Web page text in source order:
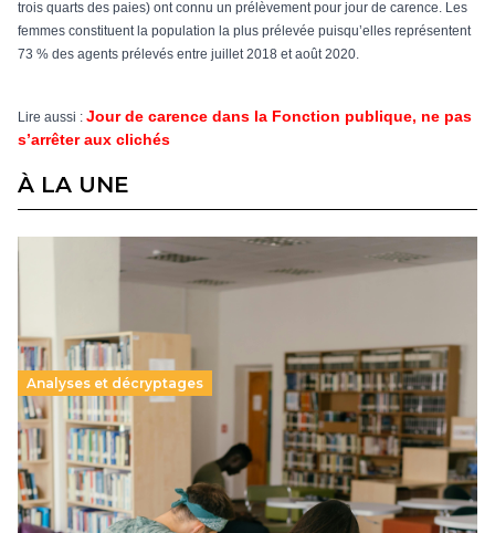
trois quarts des paies) ont connu un prélèvement pour jour de carence. Les
femmes constituent la population la plus prélevée puisqu’elles représentent
73 % des agents prélevés entre juillet 2018 et août 2020.
Lire aussi : Jour de carence dans la Fonction publique, ne pas
s’arrêter aux clichés
À LA UNE
Analyses et décryptages
Supérieur privé : une dérive qui met à mal la
promesse républicaine
11 juillet 2026-
Le projet de loi sur la régulation de l’enseignement